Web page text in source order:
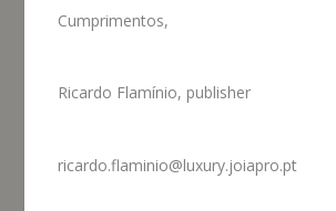
Cumprimentos,
Ricardo Flamínio, publisher
ricardo.flaminio@luxury.joiapro.pt